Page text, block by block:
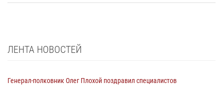
ЛЕНТА НОВОСТЕЙ
Генерал-полковник Олег Плохой поздравил специалистов